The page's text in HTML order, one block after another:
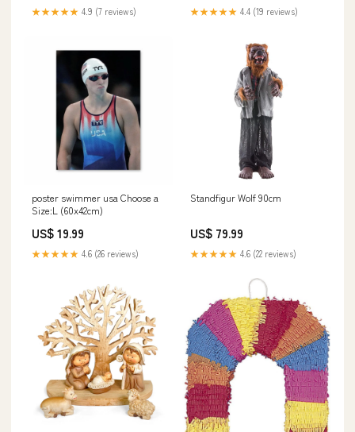
★★★★★ 4.9 (7 reviews) ★★★★★ 4.4 (19 reviews)
poster swimmer usa Choose a
Size:L (60x42cm)
US$ 19.99
★★★★★ 4.6 (26 reviews)
Standfigur Wolf 90cm
US$ 79.99
★★★★★ 4.6 (22 reviews)